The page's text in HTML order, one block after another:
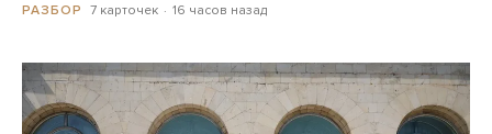
РАЗБОР 7 карточек 16 часов назад